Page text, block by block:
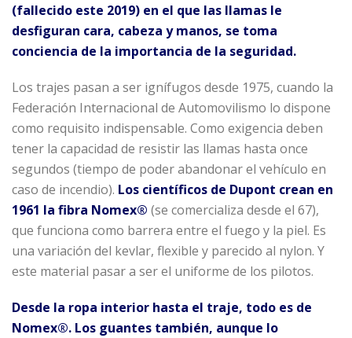
(fallecido este 2019) en el que las llamas le
desfiguran cara, cabeza y manos, se toma
conciencia de la importancia de la seguridad.
Los trajes pasan a ser ignífugos desde 1975, cuando la
Federación Internacional de Automovilismo lo dispone
como requisito indispensable. Como exigencia deben
tener la capacidad de resistir las llamas hasta once
segundos (tiempo de poder abandonar el vehículo en
caso de incendio). Los científicos de Dupont crean en
1961 la fibra Nomex® (se comercializa desde el 67),
que funciona como barrera entre el fuego y la piel. Es
una variación del kevlar, flexible y parecido al nylon. Y
este material pasar a ser el uniforme de los pilotos.
Desde la ropa interior hasta el traje, todo es de
Nomex®. Los guantes también, aunque lo